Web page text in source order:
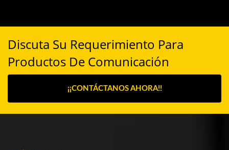
Discuta Su Requerimiento Para
Productos De Comunicación
¡¡CONTÁCTANOS AHORA!!